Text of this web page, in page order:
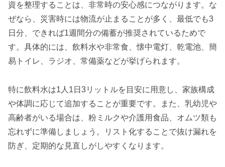
資を整理することは、非常時の安心感につながります。な
ぜなら、災害時には物流が止まることが多く、最低でも3
日分、できれば1週間分の備蓄が推奨されているためで
す。具体的には、飲料水や非常食、懐中電灯、乾電池、簡
易トイレ、ラジオ、常備薬などが挙げられます。
特に飲料水は1人1日3リットルを目安に用意し、家族構成
や体調に応じて追加することが重要です。また、乳幼児や
高齢者がいる場合は、粉ミルクや介護用食品、オムツ類も
忘れずに準備しましょう。リスト化することで抜け漏れを
防ぎ、定期的な見直しがしやすくなります。